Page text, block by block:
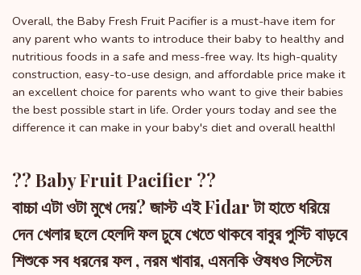
Overall, the Baby Fresh Fruit Pacifier is a must-have item for
any parent who wants to introduce their baby to healthy and
nutritious foods in a safe and mess-free way. Its high-quality
construction, easy-to-use design, and affordable price make it
an excellent choice for parents who want to give their babies
the best possible start in life. Order yours today and see the
difference it can make in your baby's diet and overall health!
?? Baby Fruit Pacifier ??
বাচ্চা এটা ওটা মুখে দেয়? জাস্ট এই Fidar টা হাতে ধরিয়ে
দেন খেলার ছলে হেলদি ফল চুষে খেতে থাকবে বাবুর পুস্টি বাড়বে
শিশুকে সব ধরনের ফল , নরম খাবার, এমনকি ঔষধও সিস্টেম